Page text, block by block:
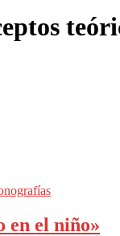
en el niño»